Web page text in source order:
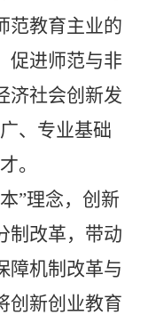
范教育主业的
促进师范与非
济社会创新发
、专业基础
。
”理念，创新
制改革，带动
障机制改革与
创新创业教育